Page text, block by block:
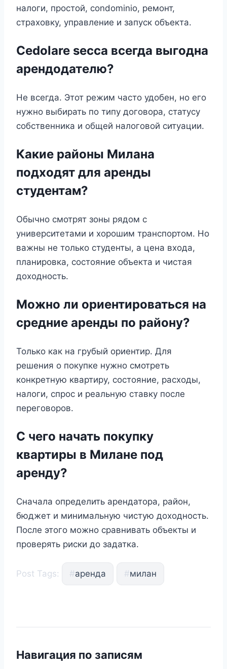
налоги, простой, condominio, ремонт,
страховку, управление и запуск объекта.
Cedolare secca всегда выгодна
арендодателю?
Не всегда. Этот режим часто удобен, но его
нужно выбирать по типу договора, статусу
собственника и общей налоговой ситуации.
Какие районы Милана
подходят для аренды
студентам?
Обычно смотрят зоны рядом с
университетами и хорошим транспортом. Но
важны не только студенты, а цена входа,
планировка, состояние объекта и чистая
доходность.
Можно ли ориентироваться на
средние аренды по району?
Только как на грубый ориентир. Для
решения о покупке нужно смотреть
конкретную квартиру, состояние, расходы,
налоги, спрос и реальную ставку после
переговоров.
С чего начать покупку
квартиры в Милане под
аренду?
Сначала определить арендатора, район,
бюджет и минимальную чистую доходность.
После этого можно сравнивать объекты и
проверять риски до задатка.
Post Tags: #аренда #милан
Навигация по записям